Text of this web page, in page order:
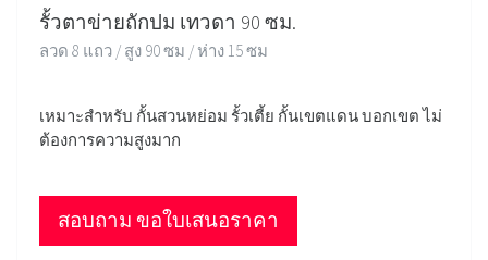
รั้วตาข่ายถักปม เทวดา 90 ซม.
ลวด 8 แถว / สูง 90 ซม / ห่าง 15 ซม
เหมาะสำหรับ กั้นสวนหย่อม รั้วเตี้ย กั้นเขตแดน บอกเขต ไม่
ต้องการความสูงมาก
สอบถาม ขอใบเสนอราคา